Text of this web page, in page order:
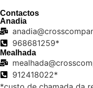
Contactos
Anadia
968681259*
Mealhada
912418022*